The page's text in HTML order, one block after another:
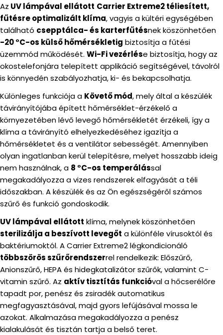
Az UV lámpával ellátott Carrier Extreme2 téliesített,
fűtésre optimalizált klíma, vagyis a kültéri egységében
található csepptálca- és karterfűtésnek köszönhetően
-20 °C-os külső hőmérsékletig biztosítja a fűtési
üzemmód működését. Wi-Fi vezérlése biztosítja, hogy az
okostelefonjára telepített applikáció segítségével, távolról
is könnyedén szabályozhatja, ki- és bekapcsolhatja.
Különleges funkciója a Követő mód, mely által a készülék
távirányítójába épített hőmérséklet-érzékelő a
környezetében lévő levegő hőmérsékletét érzékeli, így a
klíma a távirányító elhelyezkedéséhez igazítja a
hőmérsékletet és a ventilátor sebességét. Amennyiben
olyan ingatlanban kerül telepítésre, melyet hosszabb ideig
nem használnak, a 8 °C-os temperálással
megakadályozza a vizes rendszerek elfagyását a téli
időszakban. A készülék és az Ön egészségéről számos
szűrő és funkció gondoskodik.
UV lámpával ellátott klíma, melynek köszönhetően
sterilizálja a beszívott levegőt a különféle vírusoktól és
baktériumoktól. A Carrier Extreme2 légkondicionáló
többszörös szűrőrendszerrel rendelkezik: Előszűrő,
Anionszűrő, HEPA és hidegkatalizátor szűrők, valamint C-
vitamin szűrő. Az aktív tisztítás funkcióval a hőcserélőre
tapadt por, penész és zsiradék automatikus
megfagyasztásával, majd gyors lefújásával mossa le
azokat. Alkalmazása megakadályozza a penész
kialakulását és tisztán tartja a belső teret.